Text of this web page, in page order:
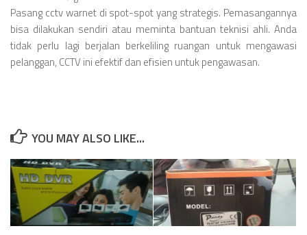
Pasang cctv warnet di spot-spot yang strategis. Pemasangannya
bisa dilakukan sendiri atau meminta bantuan teknisi ahli. Anda
tidak perlu lagi berjalan berkeliling ruangan untuk mengawasi
pelanggan, CCTV ini efektif dan efisien untuk pengawasan.
YOU MAY ALSO LIKE...